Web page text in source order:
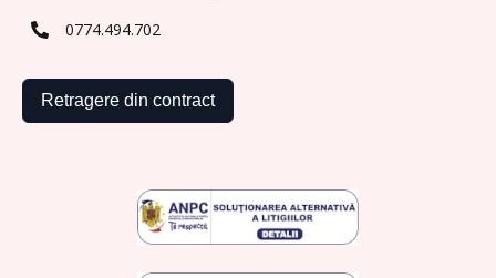
0774.494.702
Retragere din contract